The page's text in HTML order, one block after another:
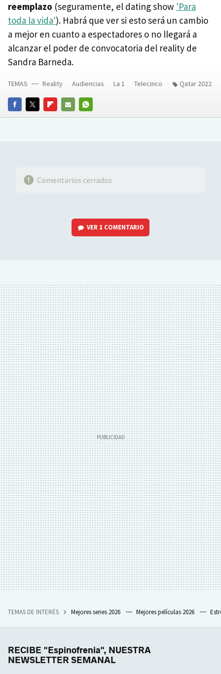
reemplazo (seguramente, el dating show 'Para
toda la vida'). Habrá que ver si esto será un cambio
a mejor en cuanto a espectadores o no llegará a
alcanzar el poder de convocatoria del reality de
Sandra Barneda.
FACEBOOKTWITTERFLIPBOARD
E-
WHATSAPP
TEMAS Reality Audiencias La 1 Telecinco Qatar 2022
Comentarios cerrados
VER 1 COMENTARIO
TEMAS DE INTERÉS Mejores series 2026 Mejores películas 2026
RECIBE "Espinofrenia", NUESTRA
NEWSLETTER SEMANAL